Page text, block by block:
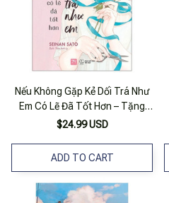
Nếu Không Gặp Kẻ Dối Trá Như
Em Có Lẽ Đã Tốt Hơn – Tặng
Kèm Đai Obi Bao Sách + Phong
$24.99 USD
ADD TO CART